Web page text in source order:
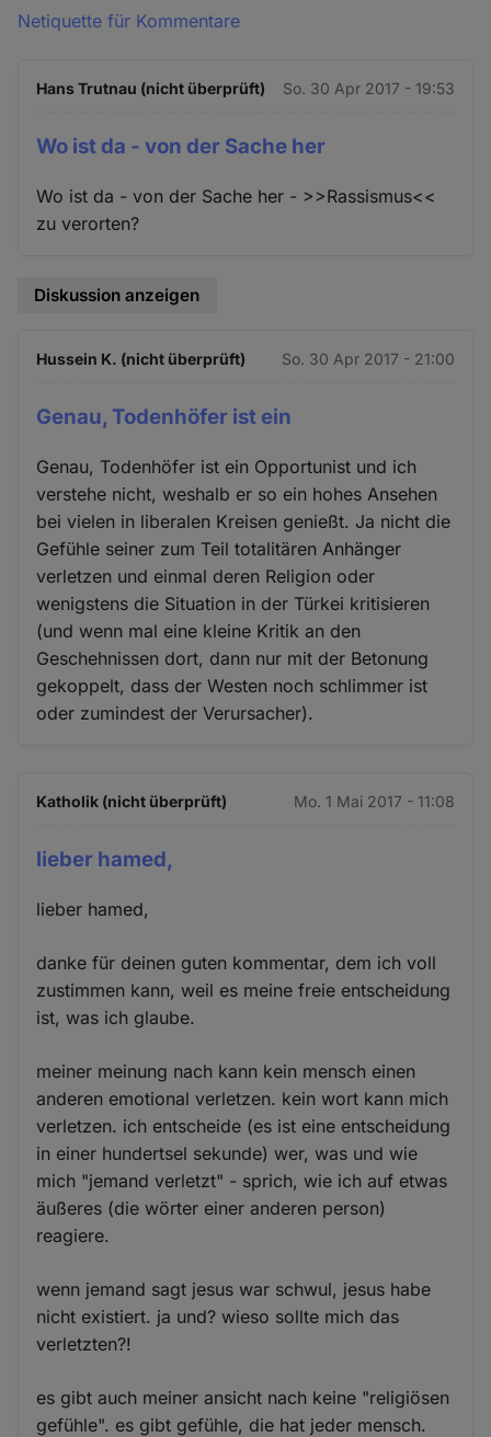
Netiquette für Kommentare
Hans Trutnau (nicht überprüft) So. 30 Apr 2017 - 19:53
Wo ist da - von der Sache her
Wo ist da - von der Sache her - >>Rassismus<<
zu verorten?
Diskussion anzeigen
Hussein K. (nicht überprüft) So. 30 Apr 2017 - 21:00
Genau, Todenhöfer ist ein
Genau, Todenhöfer ist ein Opportunist und ich
verstehe nicht, weshalb er so ein hohes Ansehen
bei vielen in liberalen Kreisen genießt. Ja nicht die
Gefühle seiner zum Teil totalitären Anhänger
verletzen und einmal deren Religion oder
wenigstens die Situation in der Türkei kritisieren
(und wenn mal eine kleine Kritik an den
Geschehnissen dort, dann nur mit der Betonung
gekoppelt, dass der Westen noch schlimmer ist
oder zumindest der Verursacher).
Katholik (nicht überprüft) Mo. 1 Mai 2017 - 11:08
lieber hamed,
lieber hamed,
danke für deinen guten kommentar, dem ich voll
zustimmen kann, weil es meine freie entscheidung
ist, was ich glaube.
meiner meinung nach kann kein mensch einen
anderen emotional verletzen. kein wort kann mich
verletzen. ich entscheide (es ist eine entscheidung
in einer hundertsel sekunde) wer, was und wie
mich "jemand verletzt" - sprich, wie ich auf etwas
äußeres (die wörter einer anderen person)
reagiere.
wenn jemand sagt jesus war schwul, jesus habe
nicht existiert. ja und? wieso sollte mich das
verletzten?!
es gibt auch meiner ansicht nach keine "religiösen
gefühle". es gibt gefühle, die hat jeder mensch.